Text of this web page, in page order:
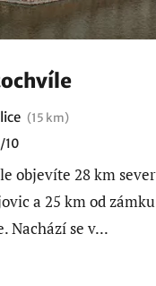
(15 km)
/10
objevíte 28 km
a 25 km od
Nachází se v...